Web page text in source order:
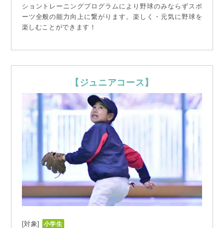
ショントレーニングプログラムにより野球のみならずスポ
ーツ全般の能力向上に繋がります。楽しく・元気に野球を
楽しむことができます！
【ジュニアコース】
[対象] 小学生